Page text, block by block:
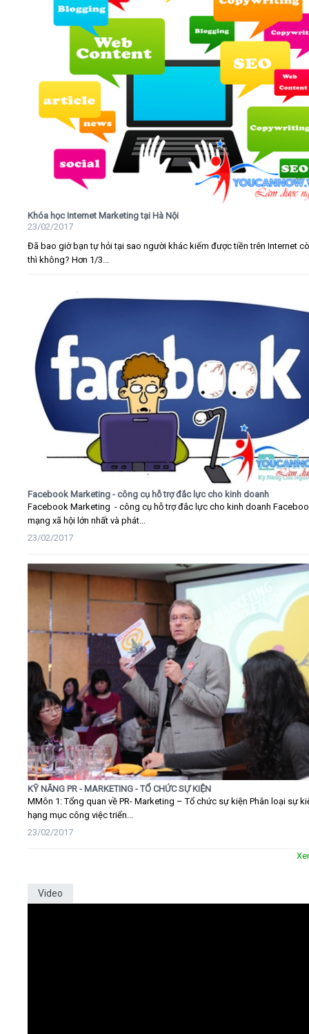
Khóa học Internet Marketing tại Hà Nội
23/02/2017
Đã bao giờ bạn tự hỏi tại sao người khác kiếm được tiền trên Internet
thì không? Hơn 1/3...
Facebook Marketing - công cụ hỗ trợ đắc lực cho kinh doanh
Facebook Marketing - công cụ hỗ trợ đắc lực cho kinh doanh
mạng xã hội lớn nhất và phát...
23/02/2017
KỸ NĂNG PR - MARKETING - TỔ CHỨC SỰ KIỆN
MMôn 1: Tổng quan về PR- Marketing – Tổ chức sự kiện Phân loại sự
hạng mục công việc triển...
23/02/2017
Video